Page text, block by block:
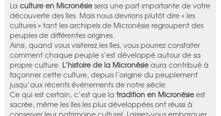
La culture en Micronésie sera une part importante de votre
découverte des îles. Mais nous devrions plutôt dire « les
cultures » tant les archipels de Micronésie regroupent des
peuples de différentes origines.
Ainsi, quand vous visiterez les îles, vous pourrez constater
comment chaque peuple s’est développé autour de sa
propre culture. L’histoire de la Micronésie aura contribué à
façonner cette culture, depuis l’origine du peuplement
jusqu’aux récents événements de notre siècle.
Ce qui est certain, c’est que la tradition en Micronésie est
sacrée, même les îles les plus développées ont réussi à